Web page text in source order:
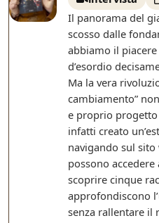
Il panorama del
scosso dalle
abbiamo il
d’esordio
Ma la vera
cambiamento”
e proprio progetto
infatti creato
navigando sul sito
possono
scoprire cinque
approfondiscono
senza rallentare il